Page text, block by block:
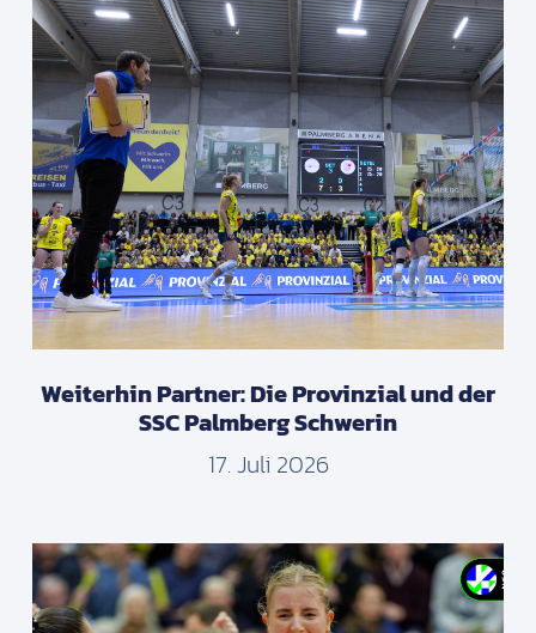
Weiterhin Partner: Die Provinzial und der
SSC Palmberg Schwerin
17. Juli 2026